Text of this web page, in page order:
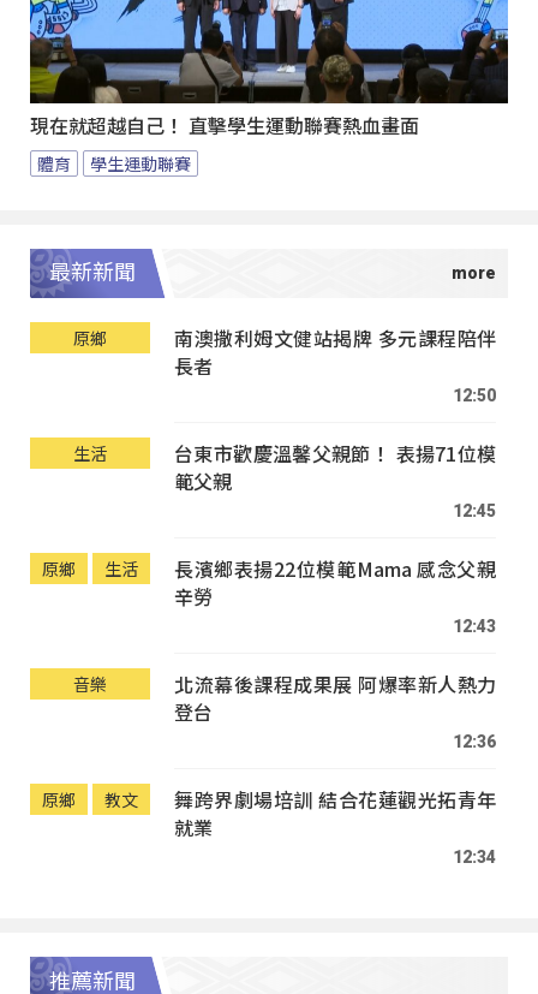
現在就超越自己！ 直擊學生運動聯賽熱血畫面
體育 學生運動聯賽
最新新聞
原鄉
南澳撒利姆文健站揭牌 多元課程陪伴
長者
12:50
生活
台東市歡慶溫馨父親節！ 表揚71位模
範父親
12:45
原鄉 生活
長濱鄉表揚22位模範Mama 感念父親
辛勞
12:43
音樂
北流幕後課程成果展 阿爆率新人熱力
登台
12:36
原鄉 教文
舞跨界劇場培訓 結合花蓮觀光拓青年
就業
12:34
推薦新聞